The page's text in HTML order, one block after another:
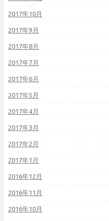
2017年10月
2017年9月
2017年8月
2017年7月
2017年6月
2017年5月
2017年4月
2017年3月
2017年2月
2017年1月
2016年12月
2016年11月
2016年10月